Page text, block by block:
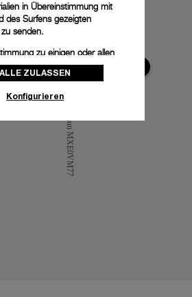
in Übereinstimmung mit
des Surfens gezeigten
senden.
zu einigen oder allen
oder zu widerrufen,
„Konfigurieren“, oder lesen
„Alle zulassen“, um Ihr
für die Verwendung der oben
zu geben.
„Nur technische cookies
ALLE ZULASSEN
Konfigurieren